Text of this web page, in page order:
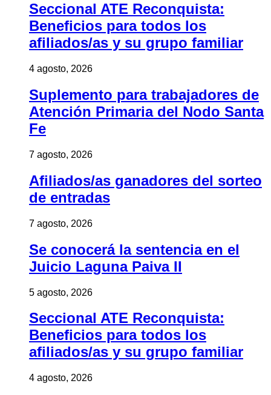
Seccional ATE Reconquista:
Beneficios para todos los
afiliados/as y su grupo familiar
4 agosto, 2026
Suplemento para trabajadores de
Atención Primaria del Nodo Santa
Fe
7 agosto, 2026
Afiliados/as ganadores del sorteo
de entradas
7 agosto, 2026
Se conocerá la sentencia en el
Juicio Laguna Paiva II
5 agosto, 2026
Seccional ATE Reconquista:
Beneficios para todos los
afiliados/as y su grupo familiar
4 agosto, 2026